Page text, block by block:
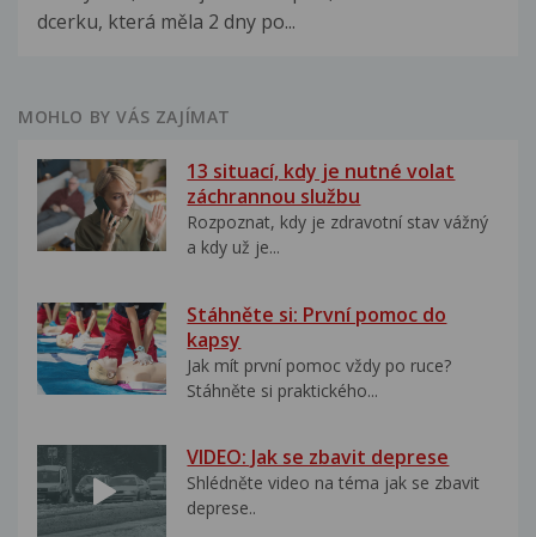
dcerku, která měla 2 dny po...
MOHLO BY VÁS ZAJÍMAT
13 situací, kdy je nutné volat
záchrannou službu
Rozpoznat, kdy je zdravotní stav vážný
a kdy už je...
Stáhněte si: První pomoc do
kapsy
Jak mít první pomoc vždy po ruce?
Stáhněte si praktického...
VIDEO: Jak se zbavit deprese
Shlédněte video na téma jak se zbavit
deprese..